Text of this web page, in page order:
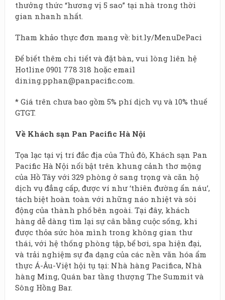
thưởng thức “hương vị 5 sao” tại nhà trong thời
gian nhanh nhất.
Tham khảo thực đơn mang về: bit.ly/MenuDePaci
Để biết thêm chi tiết và đặt bàn, vui lòng liên hệ
Hotline 0901 778 318 hoặc email
dining.pphan@panpacific.com.
* Giá trên chưa bao gồm 5% phí dịch vụ và 10% thuế
GTGT.
Về Khách sạn Pan Pacific Hà Nội
Tọa lạc tại vị trí đắc địa của Thủ đô, Khách sạn Pan
Pacific Hà Nội nổi bật trên khung cảnh thơ mộng
của Hồ Tây với 329 phòng ở sang trọng và căn hộ
dịch vụ đẳng cấp, được ví như ‘thiên đường ẩn náu’,
tách biệt hoàn toàn với những náo nhiệt và sôi
động của thành phố bên ngoài. Tại đây, khách
hàng dễ dàng tìm lại sự cân bằng cuộc sống, khi
được thỏa sức hòa mình trong không gian thư
thái, với hệ thống phòng tập, bể bơi, spa hiện đại,
và trải nghiệm sự đa dạng của các nền văn hóa ẩm
thực Á-Âu-Việt hội tụ tại: Nhà hàng Pacifica, Nhà
hàng Ming, Quán bar tầng thượng The Summit và
Sông Hồng Bar.